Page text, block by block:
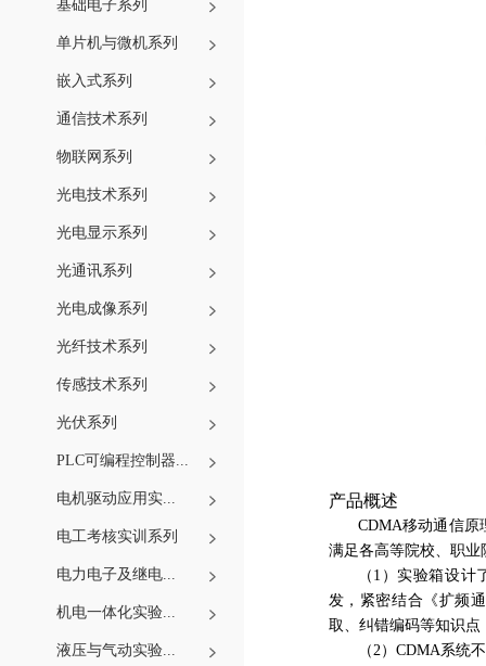
基础电子系列
单片机与微机系列
嵌入式系列
通信技术系列
物联网系列
光电技术系列
光电显示系列
光通讯系列
光电成像系列
光纤技术系列
传感技术系列
光伏系列
PLC可编程控制器...
电机驱动应用实...
电工考核实训系列
电力电子及继电...
机电一体化实验...
液压与气动实验...
产品概述
CDMA移动通信原
满足各高等院校、职
（1）实验箱设
发，紧密结合《扩频
取、纠错编码等知识
（2）CDMA系统